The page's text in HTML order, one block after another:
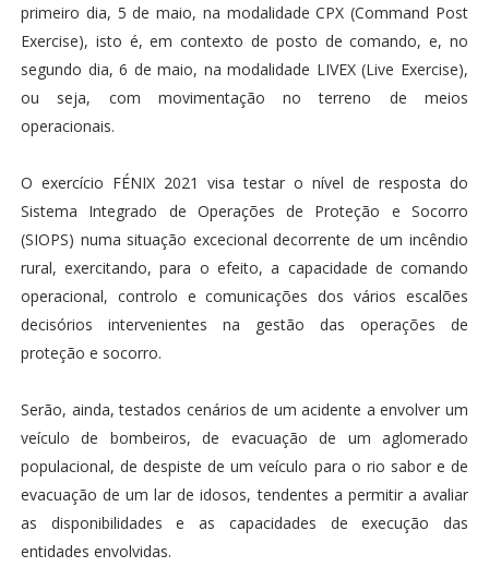
primeiro dia, 5 de maio, na modalidade CPX (Command Post
Exercise), isto é, em contexto de posto de comando, e, no
segundo dia, 6 de maio, na modalidade LIVEX (Live Exercise),
ou seja, com movimentação no terreno de meios
operacionais.
O exercício FÉNIX 2021 visa testar o nível de resposta do
Sistema Integrado de Operações de Proteção e Socorro
(SIOPS) numa situação excecional decorrente de um incêndio
rural, exercitando, para o efeito, a capacidade de comando
operacional, controlo e comunicações dos vários escalões
decisórios intervenientes na gestão das operações de
proteção e socorro.
Serão, ainda, testados cenários de um acidente a envolver um
veículo de bombeiros, de evacuação de um aglomerado
populacional, de despiste de um veículo para o rio sabor e de
evacuação de um lar de idosos, tendentes a permitir a avaliar
as disponibilidades e as capacidades de execução das
entidades envolvidas.